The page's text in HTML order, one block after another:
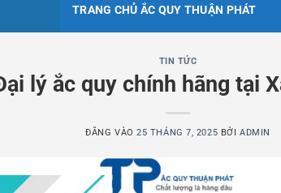
TRANG CHỦ ẮC QUY THUẬN PHÁT
TIN TỨC
lý ắc quy chính hãng tại
ĐĂNG VÀO25 THÁNG 7, 2025 BỞI ADMIN